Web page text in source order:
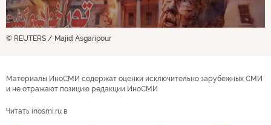
© REUTERS / Majid Asgaripour
Материалы ИноСМИ содержат оценки исключительно зарубежных СМИ
и не отражают позицию редакции ИноСМИ
Читать inosmi.ru в